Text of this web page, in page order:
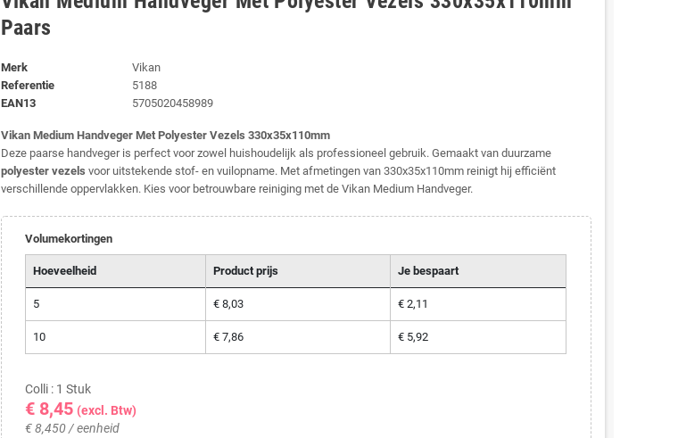
Paars
Merk
Vikan
Referentie
5188
EAN13
5705020458989
Vikan Medium Handveger Met Polyester Vezels 330x35x110mm
Deze paarse handveger is perfect voor zowel huishoudelijk als professioneel gebruik. Gemaakt van duurzame
polyester vezels voor uitstekende stof- en vuilopname. Met afmetingen van 330x35x110mm reinigt hij efficiënt
verschillende oppervlakken. Kies voor betrouwbare reiniging met de Vikan Medium Handveger.
Volumekortingen
Hoeveelheid Product prijs Je bespaart
5 € 8,03 € 2,11
10 € 7,86 € 5,92
Colli : 1 Stuk
€ 8,45 (excl. Btw)
€ 8,450 / eenheid